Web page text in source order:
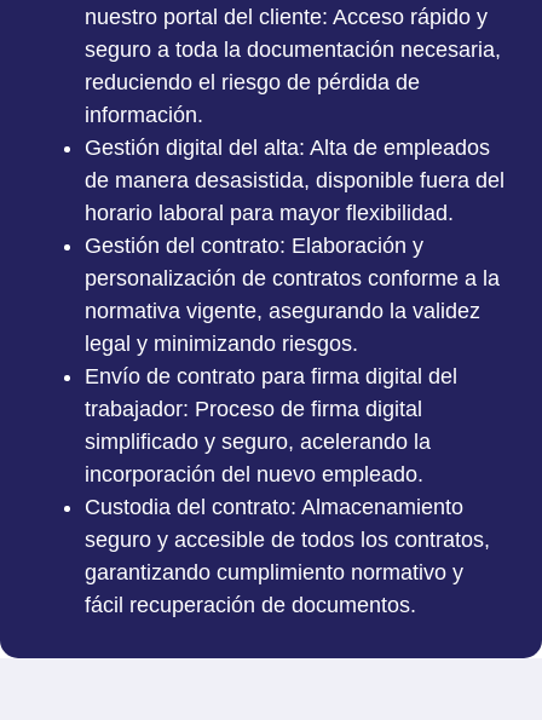
nuestro portal del cliente: Acceso rápido y
seguro a toda la documentación necesaria,
reduciendo el riesgo de pérdida de
información.
Gestión digital del alta: Alta de empleados
de manera desasistida, disponible fuera del
horario laboral para mayor flexibilidad.
Gestión del contrato: Elaboración y
personalización de contratos conforme a la
normativa vigente, asegurando la validez
legal y minimizando riesgos.
Envío de contrato para firma digital del
trabajador: Proceso de firma digital
simplificado y seguro, acelerando la
incorporación del nuevo empleado.
Custodia del contrato: Almacenamiento
seguro y accesible de todos los contratos,
garantizando cumplimiento normativo y
fácil recuperación de documentos.